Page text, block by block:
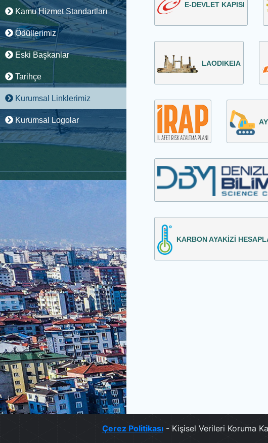
Kamu Hizmet Standartları
Ödüllerimiz
Eski Başkanlar
Tarihçe
Kurumsal Linklerimiz
Kurumsal Logolar
E-DEVLET KAPISI
LAODIKEIA
KARBON AYAKİZİ
Çerez Politikası- Kişisel Verileri Koruma